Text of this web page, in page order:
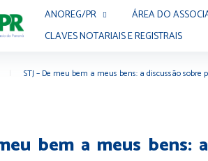
ANOREG/PR ÁREA DO
CLAVES NOTARIAIS E REGISTRAIS
STJ – De meu bem a meus bens: a discussão
bem a meus